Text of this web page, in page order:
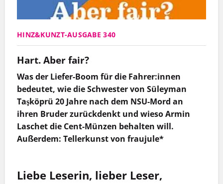
HINZ&KUNZT-AUSGABE 340
Hart. Aber fair?
Was der Liefer-Boom für die Fahrer:innen
bedeutet, wie die Schwester von Süleyman
Taşköprü 20 Jahre nach dem NSU-Mord an
ihren Bruder zurückdenkt und wieso Armin
Laschet die Cent-Münzen behalten will.
Außerdem: Tellerkunst von fraujule*
Liebe Leserin, lieber Leser,